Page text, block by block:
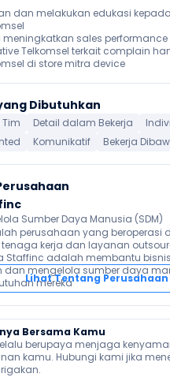
dan melakukan edukasi
sales performance
Telkomsel terkait complain
di store mitra device
Dibutuhkan
Detail dalam Bekerja
Komunikatif Bekerja
Sumber Daya Manusia (SDM)
perusahaan yang beroperasi
kerja dan layanan
Staffinc adalah membantu
dan mengelola sumber daya
Lihat Tentang Perusahaan
Bersama Kamu
berupaya menjaga
kamu. Hubungi kami jika